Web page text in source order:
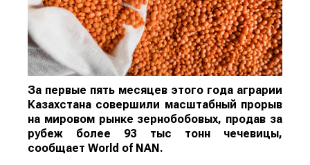
За первые пять месяцев этого года аграрии
Казахстана совершили масштабный прорыв
на мировом рынке зернобобовых, продав за
рубеж более 93 тыс тонн чечевицы,
сообщает World of NAN.